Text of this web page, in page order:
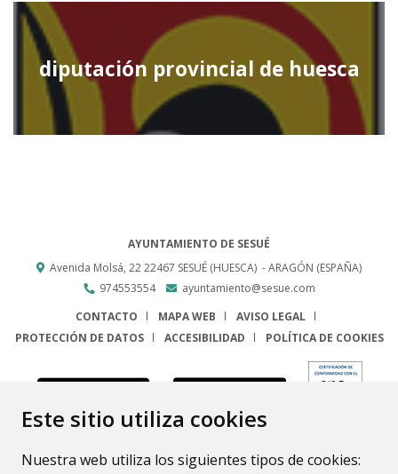
Este sitio utiliza cookies
Nuestra web utiliza los siguientes tipos de cookies:
diputación provincial de huesca
AYUNTAMIENTO DE SESUÉ
Avenida Molsá, 2222467 SESUÉ (HUESCA) - ARAGÓN (ESPAÑA)
974553554
ayuntamiento@sesue.com
CONTACTO
MAPA WEB
AVISO LEGAL
PROTECCIÓN DE DATOS
ACCESIBILIDAD POLÍTICA DE COOKIES